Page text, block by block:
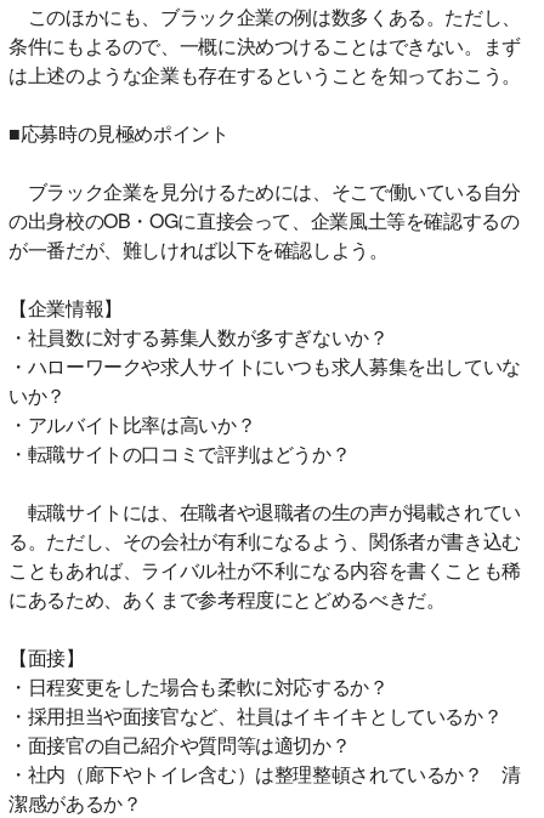
このほかにも、ブラック企業の例は数多くある。ただし、
条件にもよるので、一概に決めつけることはできない。まず
は上述のような企業も存在するということを知っておこう。
■応募時の見極めポイント
ブラック企業を見分けるためには、そこで働いている自分
の出身校のOB・OGに直接会って、企業風土等を確認するの
が一番だが、難しければ以下を確認しよう。
【企業情報】
・社員数に対する募集人数が多すぎないか？
・ハローワークや求人サイトにいつも求人募集を出していな
いか？
・アルバイト比率は高いか？
・転職サイトの口コミで評判はどうか？
転職サイトには、在職者や退職者の生の声が掲載されてい
る。ただし、その会社が有利になるよう、関係者が書き込む
こともあれば、ライバル社が不利になる内容を書くことも稀
にあるため、あくまで参考程度にとどめるべきだ。
【面接】
・日程変更をした場合も柔軟に対応するか？
・採用担当や面接官など、社員はイキイキとしているか？
・面接官の自己紹介や質問等は適切か？
・社内（廊下やトイレ含む）は整理整頓されているか？ 清
潔感があるか？